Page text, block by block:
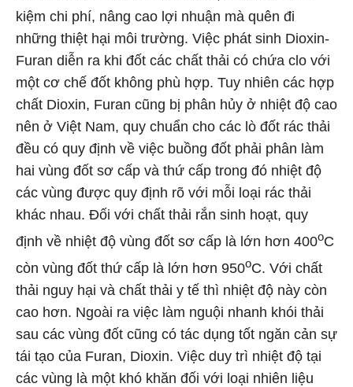
kiệm chi phí, nâng cao lợi nhuận mà quên đi
những thiệt hại môi trường. Việc phát sinh Dioxin-
Furan diễn ra khi đốt các chất thải có chứa clo với
một cơ chế đốt không phù hợp. Tuy nhiên các hợp
chất Dioxin, Furan cũng bị phân hủy ở nhiệt độ cao
nên ở Việt Nam, quy chuẩn cho các lò đốt rác thải
đều có quy định về việc buồng đốt phải phân làm
hai vùng đốt sơ cấp và thứ cấp trong đó nhiệt độ
các vùng được quy định rõ với mỗi loại rác thải
khác nhau. Đối với chất thải rắn sinh hoạt, quy
định về nhiệt độ vùng đốt sơ cấp là lớn hơn 400oC
còn vùng đốt thứ cấp là lớn hơn 950oC. Với chất
thải nguy hại và chất thải y tế thì nhiệt độ này còn
cao hơn. Ngoài ra việc làm nguội nhanh khói thải
sau các vùng đốt cũng có tác dụng tốt ngăn cản sự
tái tạo của Furan, Dioxin. Việc duy trì nhiệt độ tại
các vùng là một khó khăn đối với loại nhiên liệu